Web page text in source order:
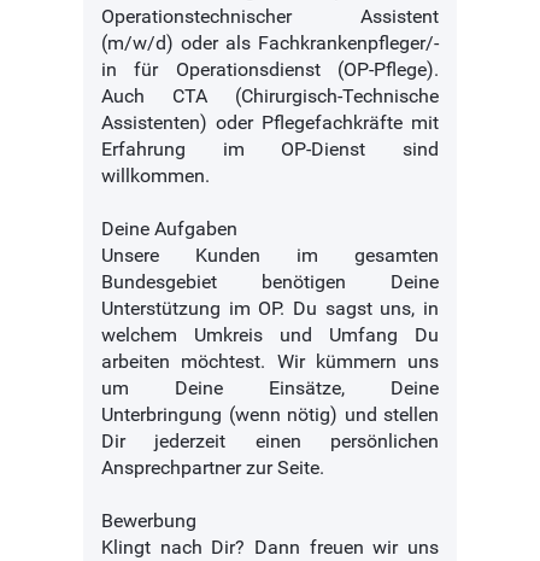
Operationstechnischer Assistent
(m/w/d) oder als Fachkrankenpfleger/-
in für Operationsdienst (OP-Pflege).
Auch CTA (Chirurgisch-Technische
Assistenten) oder Pflegefachkräfte mit
Erfahrung im OP-Dienst sind
willkommen.
Deine Aufgaben
Unsere Kunden im gesamten
Bundesgebiet benötigen Deine
Unterstützung im OP. Du sagst uns, in
welchem Umkreis und Umfang Du
arbeiten möchtest. Wir kümmern uns
um Deine Einsätze, Deine
Unterbringung (wenn nötig) und stellen
Dir jederzeit einen persönlichen
Ansprechpartner zur Seite.
Bewerbung
Klingt nach Dir? Dann freuen wir uns